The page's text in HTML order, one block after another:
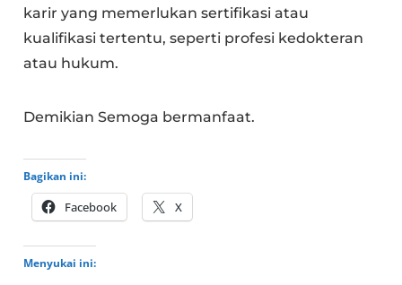
karir yang memerlukan sertifikasi atau
kualifikasi tertentu, seperti profesi kedokteran
atau hukum.
Demikian Semoga bermanfaat.
Bagikan ini:
Facebook X
Menyukai ini: